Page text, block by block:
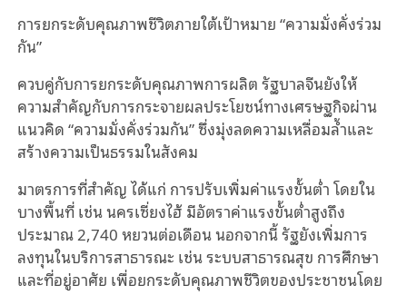
การยกระดับคุณภาพชีวิตภายใต้เป้าหมาย “ความมั่งคั่งร่วม
กัน”
ควบคู่กับการยกระดับคุณภาพการผลิต รัฐบาลจีนยังให้
ความสำคัญกับการกระจายผลประโยชน์ทางเศรษฐกิจผ่าน
แนวคิด “ความมั่งคั่งร่วมกัน” ซึ่งมุ่งลดความเหลื่อมล้ำและ
สร้างความเป็นธรรมในสังคม
มาตรการที่สำคัญ ได้แก่ การปรับเพิ่มค่าแรงขั้นต่ำ โดยใน
บางพื้นที่ เช่น นครเซี่ยงไฮ้ มีอัตราค่าแรงขั้นต่ำสูงถึง
ประมาณ 2,740 หยวนต่อเดือน นอกจากนี้ รัฐยังเพิ่มการ
ลงทุนในบริการสาธารณะ เช่น ระบบสาธารณสุข การศึกษา
และที่อยู่อาศัย เพื่อยกระดับคุณภาพชีวิตของประชาชนโดย